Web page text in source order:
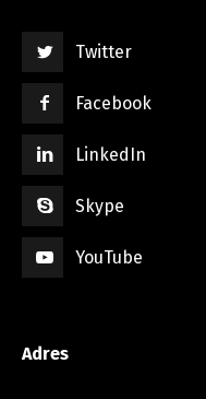
Twitter
Facebook
LinkedIn
Skype
YouTube
Adres